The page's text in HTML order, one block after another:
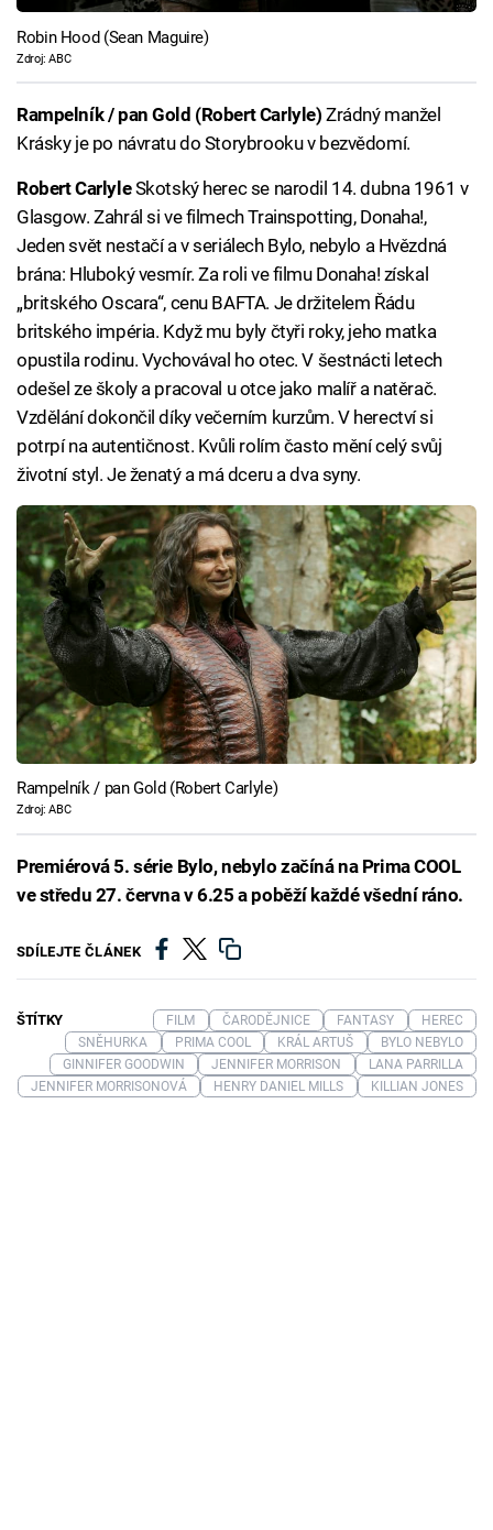
Robin Hood (Sean Maguire)
Zdroj: ABC
Rampelník / pan Gold (Robert Carlyle) Zrádný manžel
Krásky je po návratu do Storybrooku v bezvědomí.
Robert CarlyleSkotský herec se narodil 14. dubna 1961 v
Glasgow. Zahrál si ve filmech Trainspotting, Donaha!,
Jeden svět nestačí a v seriálech Bylo, nebylo a Hvězdná
brána: Hluboký vesmír. Za roli ve filmu Donaha! získal
„britského Oscara“, cenu BAFTA. Je držitelem Řádu
britského impéria. Když mu byly čtyři roky, jeho matka
opustila rodinu. Vychovával ho otec. V šestnácti letech
odešel ze školy a pracoval u otce jako malíř a natěrač.
Vzdělání dokončil díky večerním kurzům. V herectví si
potrpí na autentičnost. Kvůli rolím často mění celý svůj
životní styl. Je ženatý a má dceru a dva syny.
Rampelník / pan Gold (Robert Carlyle)
Zdroj: ABC
Premiérová 5. série Bylo, nebylo začíná na Prima COOL
ve středu 27. června v 6.25 a poběží každé všední ráno.
SDÍLEJTE ČLÁNEK
ŠTÍTKY FILM ČARODĚJNICE FANTASY
HEREC
SNĚHURKA
PRIMA COOL KRÁL ARTUŠ
BYLO NEBYLO
GINNIFER GOODWIN
JENNIFER MORRISON
LANA PARRILLA
JENNIFER MORRISONOVÁ
HENRY DANIEL MILLS KILLIAN JONES